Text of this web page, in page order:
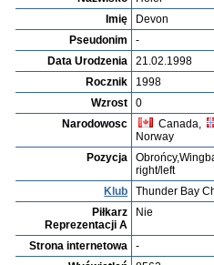
Imię
Devon
Pseudonim
-
Data Urodzenia
21.02.1998
Rocznik
1998
Wzrost
0
Narodowosc
Canada,
Norway
Pozycja
right/left
Klub
Thunder Bay
Piłkarz
Reprezentacji A
Nie
Strona internetowa
-